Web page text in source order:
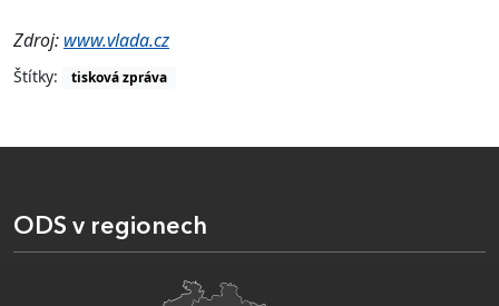
Zdroj: www.vlada.cz
Štítky: tisková zpráva
ODS v regionech